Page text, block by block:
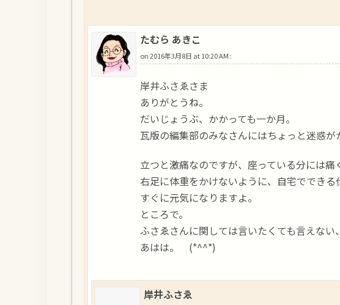
たむら あきこ
on2016年3月8日 at 10:20 AM :
岸井ふさゑさま
ありがとうね。
だいじょうぶ、かかっても一か月。
瓦版の編集部のみなさんにはちょっと迷惑が
立つと激痛なのですが、座っている分には痛
右足に体重をかけないように、自宅でできる
すぐに元気になりますよ。
ところで。
ふさゑさんに関しては言いたくても言えない
あはは。 (*^^*)
岸井ふさゑ